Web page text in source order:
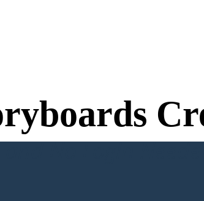
No Login